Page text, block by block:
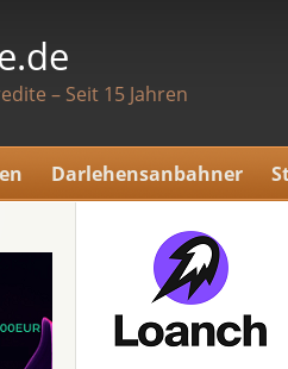
– Seit 15 Jahren
Darlehensanbahner